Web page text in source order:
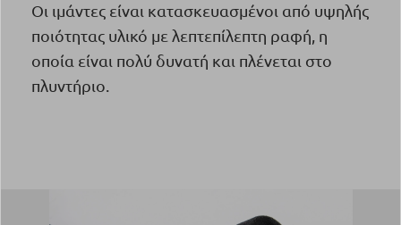
Οι ιμάντες είναι κατασκευασμένοι από υψηλής
ποιότητας υλικό με λεπτεπίλεπτη ραφή, η
οποία είναι πολύ δυνατή και πλένεται στο
πλυντήριο.